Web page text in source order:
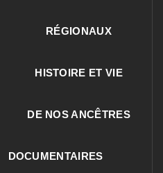
RÉGIONAUX
HISTOIRE ET VIE
DE NOS ANCÊTRES
DOCUMENTAIRES